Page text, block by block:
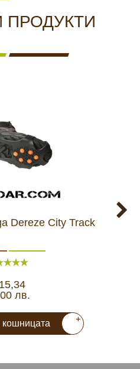
ПРОДУКТИ
Dereze City Track
лв.
+